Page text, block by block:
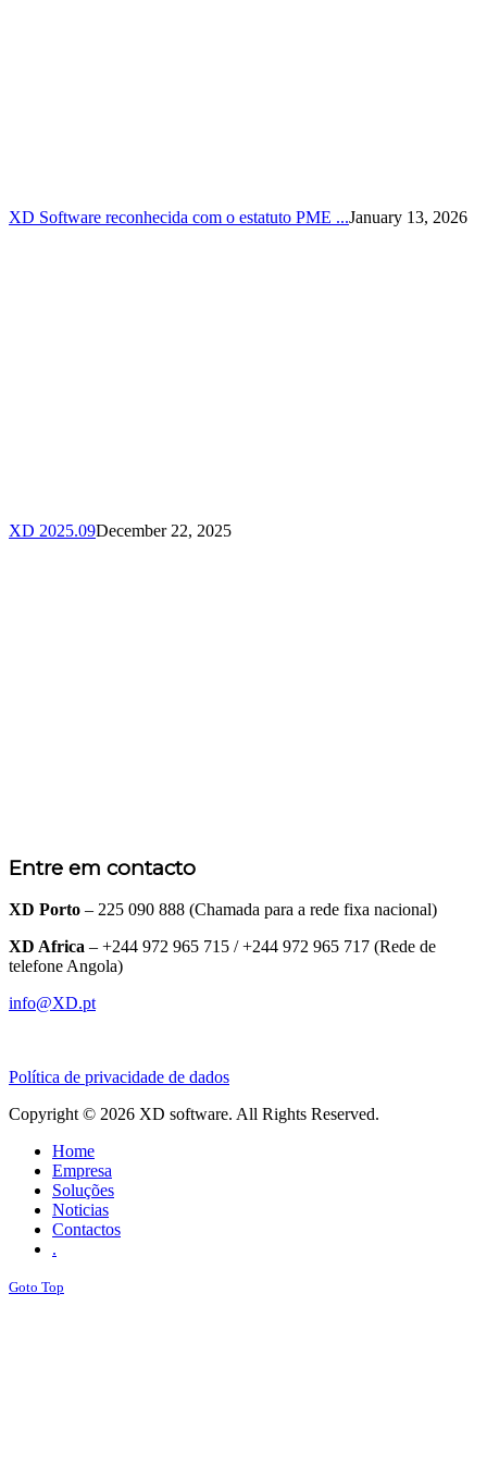
XD Software reconhecida com o estatuto PME ...January 13, 2026
XD 2025.09December 22, 2025
Entre em contacto
XD Porto – 225 090 888 (Chamada para a rede fixa nacional)
XD Africa – +244 972 965 715 / +244 972 965 717 (Rede de
telefone Angola)
info@XD.pt
Política de privacidade de dados
Copyright © 2026 XD software. All Rights Reserved.
Home
Empresa
Soluções
Noticias
Contactos
.
Goto Top